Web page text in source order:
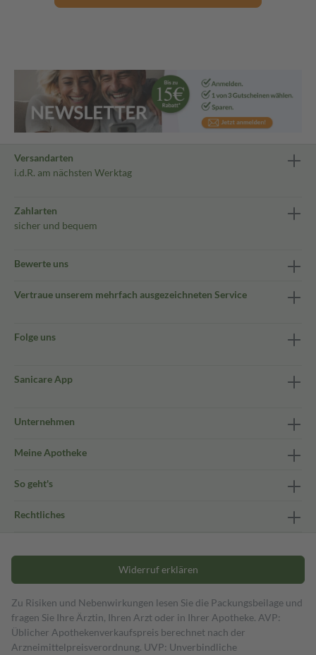
Versandarten
i.d.R. am nächsten Werktag
Zahlarten
sicher und bequem
Bewerte uns
Vertraue unserem mehrfach ausgezeichneten Service
Folge uns
Sanicare App
Unternehmen
Meine Apotheke
So geht's
Rechtliches
Widerruf erklären
Zu Risiken und Nebenwirkungen lesen Sie die Packungsbeilage und
fragen Sie Ihre Ärztin, Ihren Arzt oder in Ihrer Apotheke. AVP:
Üblicher Apothekenverkaufspreis berechnet nach der
Arzneimittelpreisverordnung. UVP: Unverbindliche